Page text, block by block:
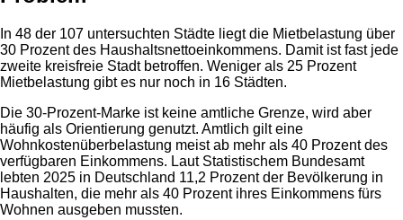
In 48 der 107 untersuchten Städte liegt die Mietbelastung über
30 Prozent des Haushaltsnettoeinkommens. Damit ist fast jede
zweite kreisfreie Stadt betroffen. Weniger als 25 Prozent
Mietbelastung gibt es nur noch in 16 Städten.
Die 30-Prozent-Marke ist keine amtliche Grenze, wird aber
häufig als Orientierung genutzt. Amtlich gilt eine
Wohnkostenüberbelastung meist ab mehr als 40 Prozent des
verfügbaren Einkommens. Laut Statistischem Bundesamt
lebten 2025 in Deutschland 11,2 Prozent der Bevölkerung in
Haushalten, die mehr als 40 Prozent ihres Einkommens fürs
Wohnen ausgeben mussten.